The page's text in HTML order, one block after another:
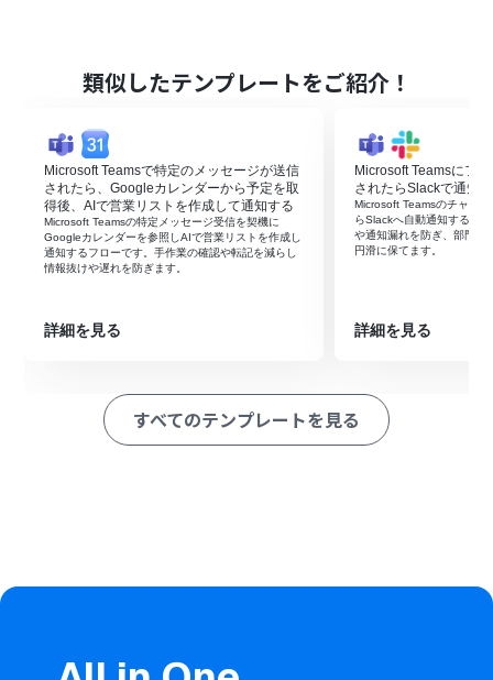
はじめに、ChatGPTとMicrosoft TeamsをYoomと連携
します。
次に、トリガーでMicrosoft Teamsを選択し、「チャネ
ルにメッセージが送信されたら」というアクションを設定
します。
続いて、オペレーションでAI機能の「翻訳する」を選択
し、トリガーで取得したメッセージ内容を翻訳するよう設
さらに、オペレーションでChatGPTの「テキストを生
成」アクションを設定し、翻訳されたテキストを要約する
ルにメッセージを送る」アクションを設定し、生成された
要約を任意のチャネルに通知します。
送信されたら」の設定で、監視対象としたい任意のチーム
を任意で設定してください。
類似したテンプレートをご紹介！
Microsoft Teamsで特定のメッセージが送信
されたら、Googleカレンダーから予定を取
得後、AIで営業リストを作成して通知する
Microsoft Teamsの特定メッセージ受信を契機に
Googleカレンダーを参照しAIで営業リストを作成し
通知するフローです。手作業の確認や転記を減らし
情報抜けや遅れを防ぎます。
詳細を見る
Microsoft Teamsにフ
されたらSlackで通知
Microsoft Teamsのチャネ
らSlackへ自動通知するフ
や通知漏れを防ぎ、部門間
円滑に保てます。
詳細を見る
すべてのテンプレートを見る